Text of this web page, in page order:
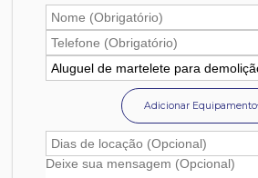
Adicionar Equipamento